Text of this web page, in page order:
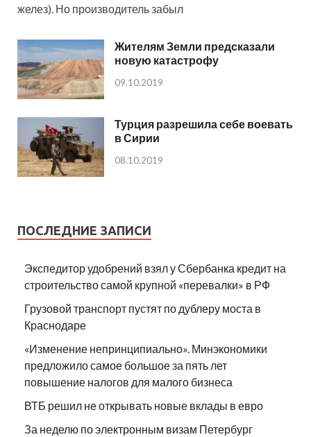
желез). Но производитель забыл
Жителям Земли предсказали
новую катастрофу
09.10.2019
Турция разрешила себе воевать
в Сирии
08.10.2019
ПОСЛЕДНИЕ ЗАПИСИ
Экспедитор удобрений взял у Сбербанка кредит на
строительство самой крупной «перевалки» в РФ
Грузовой транспорт пустят по дублеру моста в
Краснодаре
«Изменение непринципиально». Минэкономики
предложило самое большое за пять лет
повышение налогов для малого бизнеса
ВТБ решил не открывать новые вклады в евро
За неделю по электронным визам Петербург